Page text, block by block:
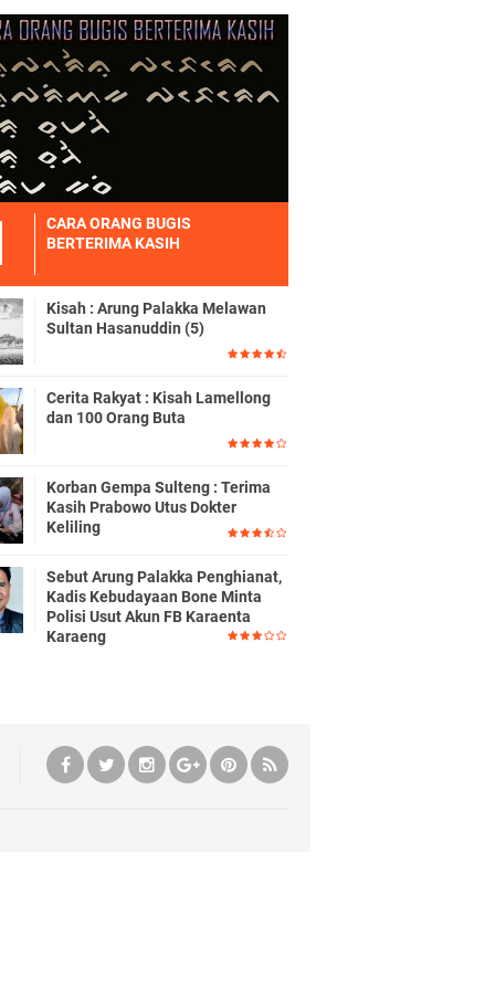
CARA ORANG BUGIS
BERTERIMA KASIH
Kisah : Arung Palakka Melawan
Sultan Hasanuddin (5)
Cerita Rakyat : Kisah Lamellong
dan 100 Orang Buta
Korban Gempa Sulteng : Terima
Kasih Prabowo Utus Dokter
Keliling
Sebut Arung Palakka Penghianat,
Kadis Kebudayaan Bone Minta
Polisi Usut Akun FB Karaenta
Karaeng